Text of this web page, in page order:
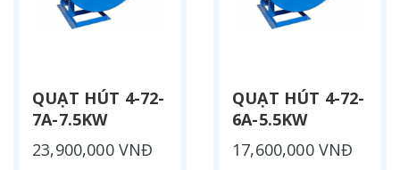
QUẠT HÚT 4-72-
7A-7.5KW
23,900,000 VNĐ
QUẠT HÚT 4-72-
6A-5.5KW
17,600,000 VNĐ